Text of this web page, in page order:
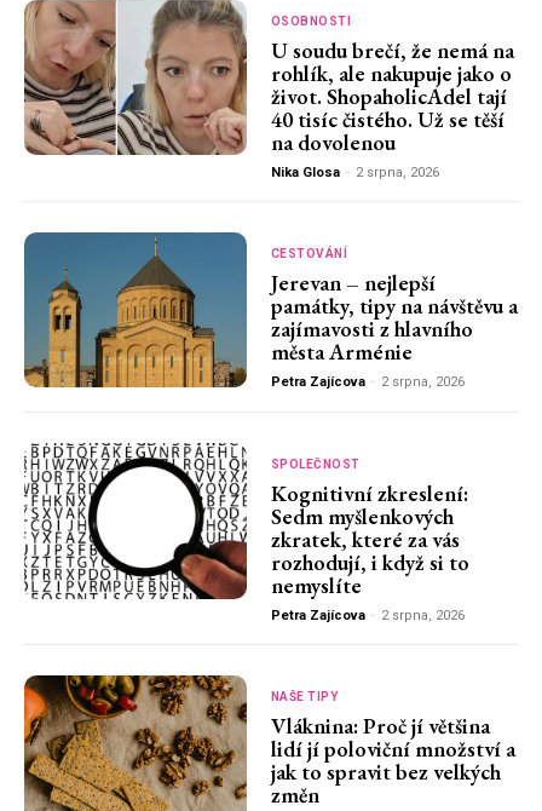
OSOBNOSTI
U soudu brečí, že nemá na
rohlík, ale nakupuje jako o
život. ShopaholicAdel tají
40 tisíc čistého. Už se těší
na dovolenou
Nika Glosa - 2 srpna, 2026
CESTOVÁNÍ
Jerevan – nejlepší
památky, tipy na návštěvu a
zajímavosti z hlavního
města Arménie
Petra Zajícova - 2 srpna, 2026
SPOLEČNOST
Kognitivní zkreslení:
Sedm myšlenkových
zkratek, které za vás
rozhodují, i když si to
nemyslíte
Petra Zajícova - 2 srpna, 2026
NAŠE TIPY
Vláknina: Proč jí většina
lidí jí poloviční množství a
jak to spravit bez velkých
změn